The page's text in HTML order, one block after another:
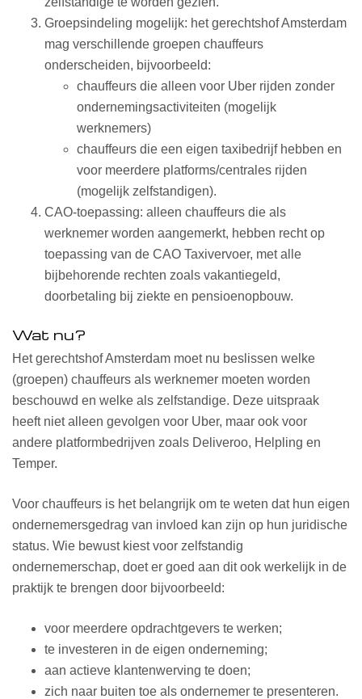
Groepsindeling mogelijk: het gerechtshof Amsterdam
mag verschillende groepen chauffeurs
onderscheiden, bijvoorbeeld:
chauffeurs die alleen voor Uber rijden zonder
ondernemingsactiviteiten (mogelijk
werknemers)
chauffeurs die een eigen taxibedrijf hebben en
voor meerdere platforms/centrales rijden
(mogelijk zelfstandigen).
CAO-toepassing: alleen chauffeurs die als
werknemer worden aangemerkt, hebben recht op
toepassing van de CAO Taxivervoer, met alle
bijbehorende rechten zoals vakantiegeld,
doorbetaling bij ziekte en pensioenopbouw.
Wat nu?
Het gerechtshof Amsterdam moet nu beslissen welke
(groepen) chauffeurs als werknemer moeten worden
beschouwd en welke als zelfstandige. Deze uitspraak
heeft niet alleen gevolgen voor Uber, maar ook voor
andere platformbedrijven zoals Deliveroo, Helpling en
Temper.
Voor chauffeurs is het belangrijk om te weten dat hun eigen
ondernemersgedrag van invloed kan zijn op hun juridische
status. Wie bewust kiest voor zelfstandig
ondernemerschap, doet er goed aan dit ook werkelijk in de
praktijk te brengen door bijvoorbeeld:
voor meerdere opdrachtgevers te werken;
te investeren in de eigen onderneming;
aan actieve klantenwerving te doen;
zich naar buiten toe als ondernemer te presenteren.